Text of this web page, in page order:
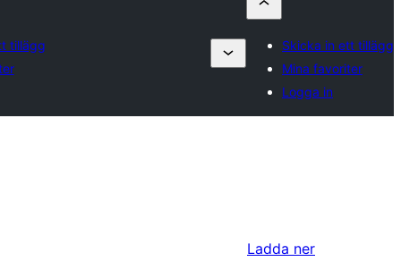
tillägg
Skicka in ett tillägg
Mina favoriter
Logga in
Ladda ner